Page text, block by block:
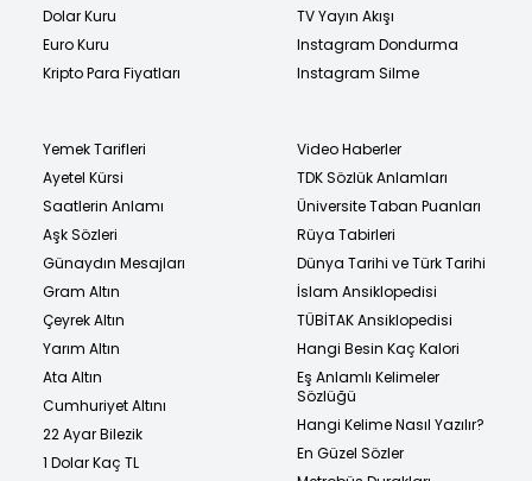
Dolar Kuru
Euro Kuru
Kripto Para Fiyatları
TV Yayın Akışı
Instagram Dondurma
Instagram Silme
Yemek Tarifleri
Ayetel Kürsi
Saatlerin Anlamı
Aşk Sözleri
Günaydın Mesajları
Gram Altın
Çeyrek Altın
Yarım Altın
Ata Altın
Cumhuriyet Altını
22 Ayar Bilezik
1 Dolar Kaç TL
Video Haberler
TDK Sözlük Anlamları
Üniversite Taban Puanları
Rüya Tabirleri
Dünya Tarihi ve Türk Tarihi
İslam Ansiklopedisi
TÜBİTAK Ansiklopedisi
Hangi Besin Kaç Kalori
Eş Anlamlı Kelimeler
Sözlüğü
Hangi Kelime Nasıl Yazılır?
En Güzel Sözler